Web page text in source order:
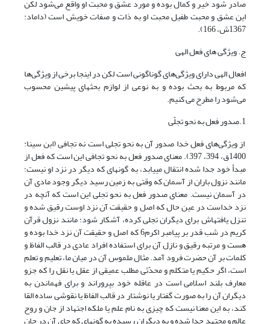
صادر شود خیر و کمال بوده و مورد عشق و محبت او واقع می‌شود لکن
این عشق و محبت طفیل محبت او به ذات و صفات خویش است (داماد:
1367ش، 166).
ج. ویژگی های فعل الهی
افعال الهی دارای ویژگی‌های گوناگونی است لکن در این‎جا برخی از ویژگی‌ها
که مربوط به بحث بوده و به نوعی از لوازم بحثهای پیشین محسوب
می‌شود را مطرح می کنیم.
1.صدور فعل به نحو تجلّی
از ویژگی‌های فعل خدا صدور آن به نحو تجلی است نه تجافی (ابن سینا:
1400ق، 394، 397). معنای صدور فعل به نحو تجافی این است که فعل از
مبدأ خود جدا شده انتقال می‏یابد، به گونه‏ای که دیگر در نزد او نیست؛
مانند نزول باران از آسمان که وقتی به زمین رسید دیگر وجود مادی آن
در آسمان نیست. معنای صدور فعل به نحو تجلی این است که آنچه در
نزد خداست در عین حال که اصل و حقیقت آن نزد اوست رقیق شده و
تنزل یافته‏اش برای دیگران تجلی کرده، آشکار شود؛ مانند نزول قرآن
کریم در شب قدر بر پیامبر اکرم‏6 که اصل و حقیقت آن نزد خدا بوده و
هست و مرتبه رقیق و نازل آن برای استفاده افراد عادی در قالب الفاظ و
کلمات بر آن حضرت فرود آمد. مثال ملموس آن در میان ما، تعلیم و تعلم
است، اگر حکیم یا متکلم و محدّثی مطلب عمیقی از عقل یا نقل را که جزو
معارف بلند اسلامی است در عاقله خود بپروراند و برای فهماندن به
دیگران آن را به صورت گفتار یا نوشتار در قالب الفاظ یا نقوشی ساده القا
کند، به این معنا نیست که چیزی به نام علم یا ملکه اجتهاد از جان و روح